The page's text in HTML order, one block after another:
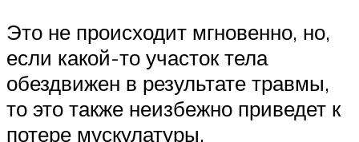
Это не происходит мгновенно, но,
если какой-то участок тела
обездвижен в результате травмы,
то это также неизбежно приведет к
потере мускулатуры.